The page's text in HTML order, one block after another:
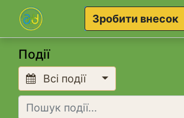
Зробити внесок
Події
Всі події